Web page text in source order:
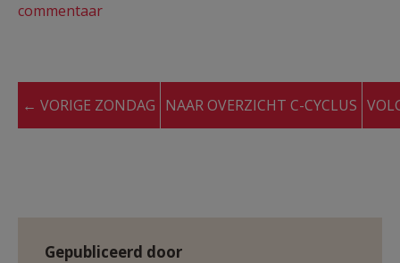
commentaar
← VORIGE ZONDAG NAAR OVERZICHT C-CYCLUS
Gepubliceerd door